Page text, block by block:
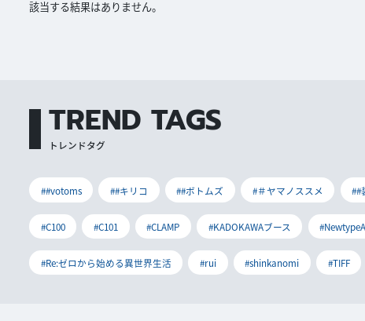
該当する結果はありません。
TREND TAGS
トレンドタグ
##votoms ##キリコ ##ボトムズ #＃ヤマノススメ ##
#C100 #C101 #CLAMP #KADOKAWAブース
#Re:ゼロから始める異世界生活 #rui #shinkanomi #TIFF